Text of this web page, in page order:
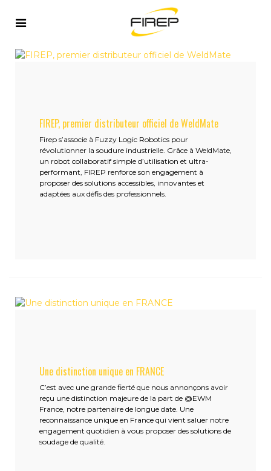
FIREP, premier distributeur officiel de WeldMate
Firep s’associe à Fuzzy Logic Robotics pour
révolutionner la soudure industrielle. Grâce à WeldMate,
un robot collaboratif simple d’utilisation et ultra-
performant, FIREP renforce son engagement à
proposer des solutions accessibles, innovantes et
adaptées aux défis des professionnels.
Une distinction unique en FRANCE
C’est avec une grande fierté que nous annonçons avoir
reçu une distinction majeure de la part de @EWM
France, notre partenaire de longue date. Une
reconnaissance unique en France qui vient saluer notre
engagement quotidien à vous proposer des solutions de
soudage de qualité.